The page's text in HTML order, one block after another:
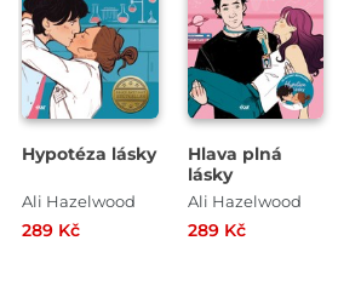
Hypotéza lásky
Ali Hazelwood
289 Kč
Hlava plná
lásky
Ali Hazelwood
289 Kč